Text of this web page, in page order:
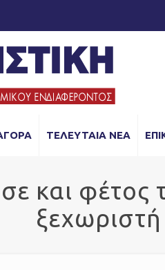
ΤΕΛΕΥΤΑΙΑ ΝΕΑ
και φέτος